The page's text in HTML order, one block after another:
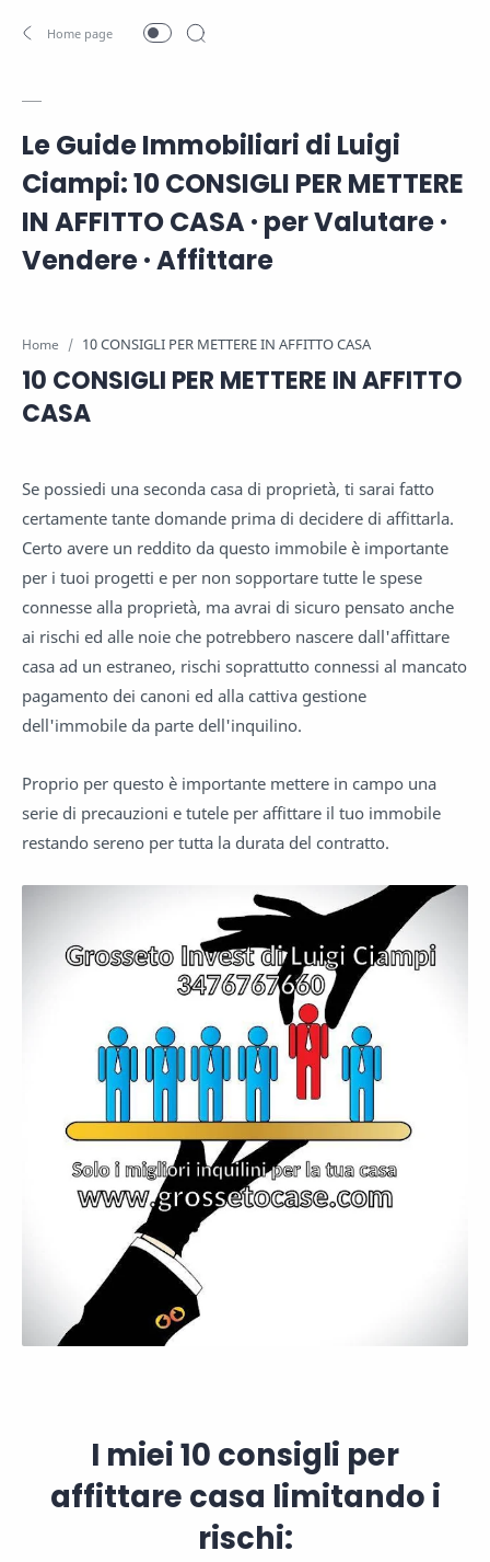
Le Guide Immobiliari di Luigi
Ciampi: 10 CONSIGLI PER METTERE
IN AFFITTO CASA · per Valutare ·
Vendere · Affittare
Home
10 CONSIGLI PER METTERE IN AFFITTO
CASA
Se possiedi una seconda casa di proprietà, ti sarai fatto
certamente tante domande prima di decidere di affittarla.
Certo avere un reddito da questo immobile è importante
per i tuoi progetti e per non sopportare tutte le spese
connesse alla proprietà, ma avrai di sicuro pensato anche
ai rischi ed alle noie che potrebbero nascere dall'affittare
casa ad un estraneo, rischi soprattutto connessi al mancato
pagamento dei canoni ed alla cattiva gestione
dell'immobile da parte dell'inquilino.
Proprio per questo è importante mettere in campo una
serie di precauzioni e tutele per affittare il tuo immobile
restando sereno per tutta la durata del contratto.
I miei 10 consigli per
affittare casa limitando i
rischi: